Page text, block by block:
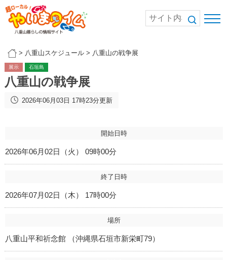
> 八重山スケジュール> 八重山の戦争展
展示 石垣島
八重山の戦争展
2026年06月03日 17時23分更新
開始日時
2026年06月02日（火） 09時00分
終了日時
2026年07月02日（木） 17時00分
場所
八重山平和祈念館 （沖縄県石垣市新栄町79）